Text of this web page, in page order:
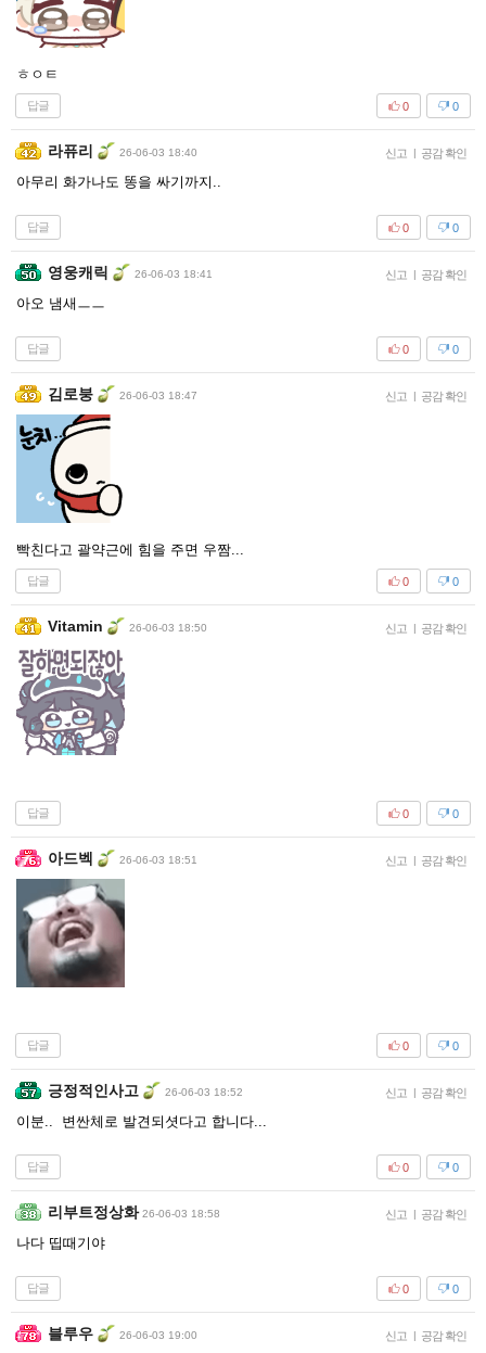
ㅎㅇㅌ
답글 0
0
라퓨리 26-06-03 18:40 신고 | 공감 확인
아무리 화가나도 똥을 싸기까지..
답글 0
0
영웅캐릭 26-06-03 18:41 신고 | 공감 확인
아오 냄새ㅡㅡ
답글 0
0
김로붕 26-06-03 18:47 신고 | 공감 확인
빡친다고 괄약근에 힘을 주면 우짬...
답글 0
0
Vitamin 26-06-03 18:50 신고 | 공감 확인
답글 0
0
아드벡 26-06-03 18:51 신고 | 공감 확인
답글 0
0
긍정적인사고 26-06-03 18:52 신고 | 공감 확인
이분.. 변싼체로 발견되셧다고 합니다...
답글 0
0
리부트정상화 26-06-03 18:58 신고 | 공감 확인
나다 띱때기야
답글 0
0
블루우 26-06-03 19:00 신고 | 공감 확인